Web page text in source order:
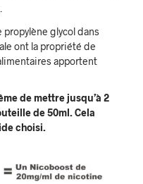
glycol dans
ont la propriété de
apportent
de mettre jusqu’à 2
de 50ml. Cela
choisi.